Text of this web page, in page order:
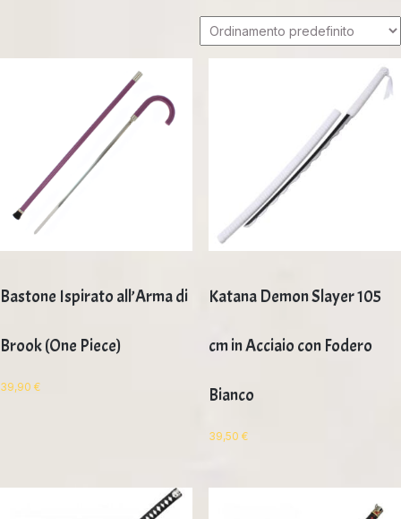
Bastone Ispirato all’Arma di
Brook (One Piece)
39,90 €
Katana Demon Slayer 105
cm in Acciaio con Fodero
Bianco
39,50 €